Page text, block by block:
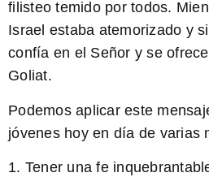
filisteo temido por todos.
Israel estaba atemorizado y
confía en el Señor y se
Goliat.
Podemos aplicar este
jóvenes hoy en día de varias
1. Tener una fe